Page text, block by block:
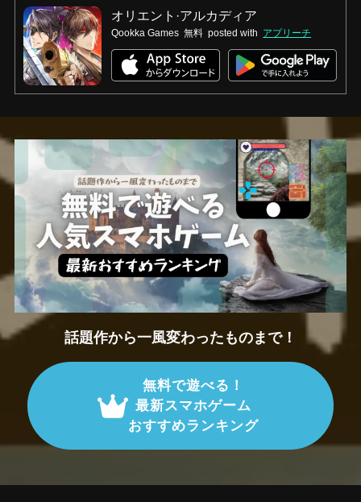
オリエント·アルカディア
Qookka Games 無料 posted with アプリーチ
話題作から一風変わったものまで！
無料で遊べる！
最新スマホゲーム
おすすめランキング